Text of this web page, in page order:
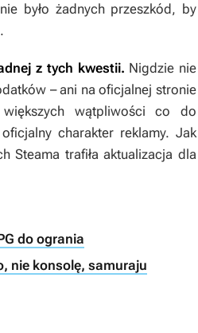
było żadnych przeszkód, by
z tych kwestii. Nigdzie nie
– ani na oficjalnej stronie
wątpliwości co do
charakter reklamy. Jak
Steama trafiła aktualizacja dla
do ogrania
nie konsolę, samuraju